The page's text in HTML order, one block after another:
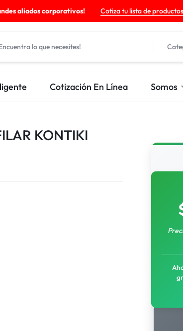
aliados corporativos! Cotiza tu lista de
Cotización En Línea Somos
KONTIKI